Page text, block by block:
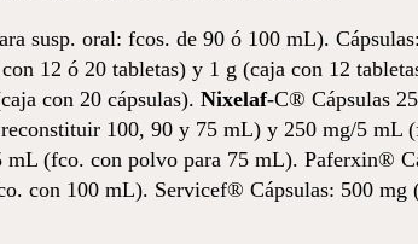
susp. oral: fcos. de 90 ó 100 mL).
12 ó 20 tabletas) y 1 g (caja con 12
con 20 cápsulas). Nixelaf-C® Cápsulas
100, 90 y 75 mL) y 250 mg/5
(fco. con polvo para 75 mL). Paferxin®
con 100 mL). Servicef® Cápsulas: 500 mg